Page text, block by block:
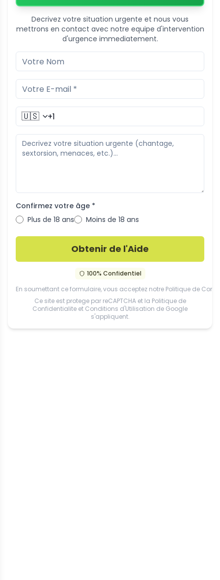
Decrivez votre situation urgente et nous vous
mettrons en contact avec notre equipe d'intervention
d'urgence immediatement.
🇺🇸
Confirmez votre âge *
Plus de 18 ans
Moins de 18 ans
Obtenir de l'Aide
100% Confidentiel
En soumettant ce formulaire, vous acceptez notre Politique de
Ce site est protege par reCAPTCHA et la Politique de
Confidentialite et Conditions d'Utilisation de Google
s'appliquent.